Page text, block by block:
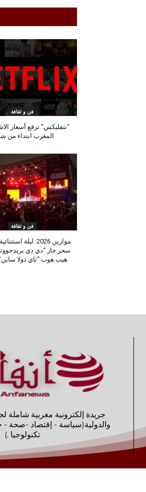
فن و ثقافة
“نتفليكس” ترفع أسعار
المغرب ابتداء من
فن و ثقافة
موازين 2026: ليلة
سحر جاز “دي دي
هيب هوب “تاي دولا
جريدة إلكترونية مغربية شاملة
والدولية(سياسة - إقتصاد -صحة
تكنولوجيا .)